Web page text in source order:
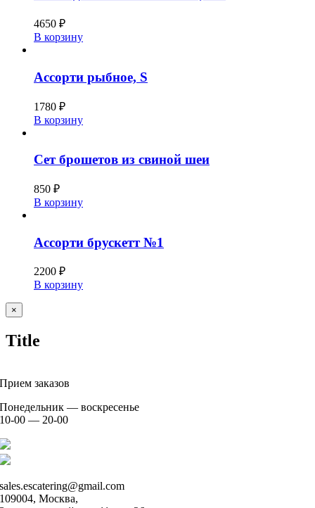
4650 ₽
В корзину
Ассорти рыбное, S
1780 ₽
В корзину
Сет брошетов из свиной шеи
850 ₽
В корзину
Ассорти брускетт №1
2200 ₽
В корзину
Close
product
×
Title
Прием заказов
Понедельник — воскресенье
10-00 — 20-00
sales.escatering@gmail.com
109004, Москва,